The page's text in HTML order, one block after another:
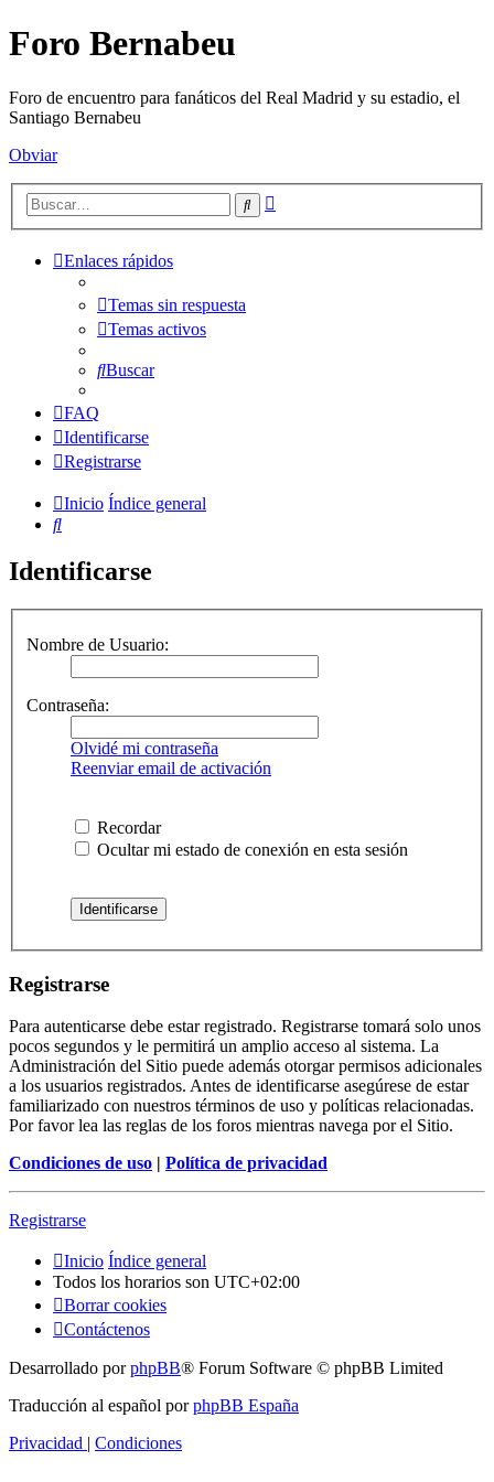
Foro Bernabeu
Foro de encuentro para fanáticos del Real Madrid y su estadio, el
Santiago Bernabeu
Obviar
Buscar
Enlaces rápidos
Temas sin respuesta
Temas activos
Buscar
FAQ
Identificarse
Registrarse
Inicio Índice general
Buscar
Identificarse
Nombre de Usuario:
Contraseña:
Olvidé mi contraseña
Reenviar email de activación
Recordar
Ocultar mi estado de conexión en esta sesión
Registrarse
Para autenticarse debe estar registrado. Registrarse tomará solo unos
pocos segundos y le permitirá un amplio acceso al sistema. La
Administración del Sitio puede además otorgar permisos adicionales
a los usuarios registrados. Antes de identificarse asegúrese de estar
familiarizado con nuestros términos de uso y políticas relacionadas.
Por favor lea las reglas de los foros mientras navega por el Sitio.
Condiciones de uso | Política de privacidad
Registrarse
Inicio Índice general
Todos los horarios son UTC+02:00
Borrar cookies
Contáctenos
Desarrollado porphpBB® Forum Software © phpBB Limited
Traducción al español porphpBB España
Privacidad | Condiciones